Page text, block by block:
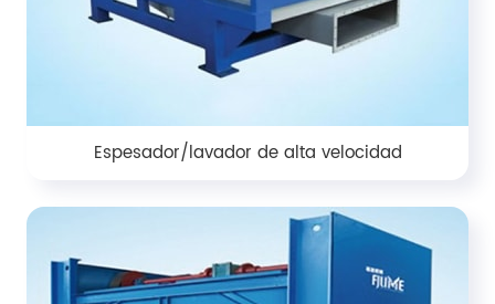
Espesador/lavador de alta velocidad